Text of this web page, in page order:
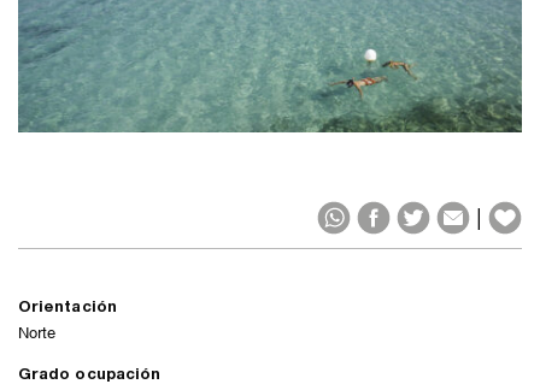
|
Orientación
Norte
Grado ocupación